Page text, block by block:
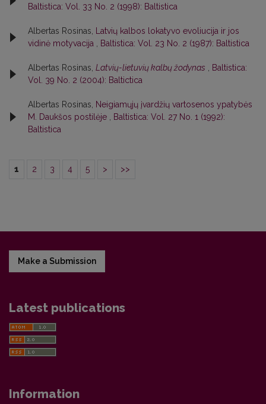
Baltistica: Vol. 33 No. 2 (1998): Baltistica
Albertas Rosinas, Latvių kalbos lokatyvo evoliucija ir jos
vidinė motyvacija
Baltistica: Vol. 23 No. 2 (1987): Baltistica
Albertas Rosinas, Latvių-lietuvių kalbų žodynas
Baltistica:
Vol. 39 No. 2 (2004): Baltictica
Albertas Rosinas, Neigiamųjų įvardžių vartosenos ypatybės
M. Daukšos postilėje
Baltistica: Vol. 27 No. 1 (1992):
Baltistica
1 2 3 4 5 > >>
Make a Submission
Latest publications
Information